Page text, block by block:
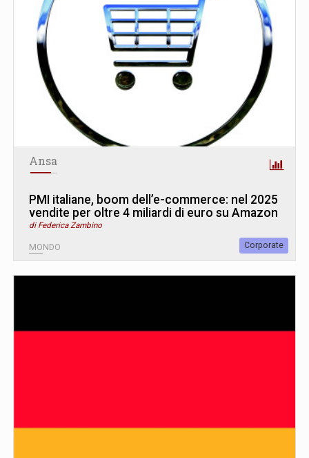
Ansa
PMI italiane, boom dell’e-commerce: nel 2025
vendite per oltre 4 miliardi di euro su Amazon
di Federica Zambino
MONDO Corporate